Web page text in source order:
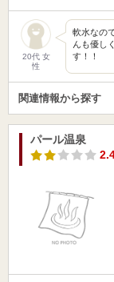
20代 女
性
軟水なの
んも優し
す！！
関連情報から探す
パール温泉